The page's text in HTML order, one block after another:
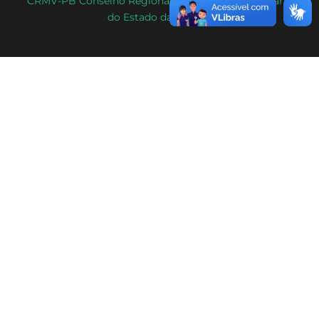
do Estado da Paraíba